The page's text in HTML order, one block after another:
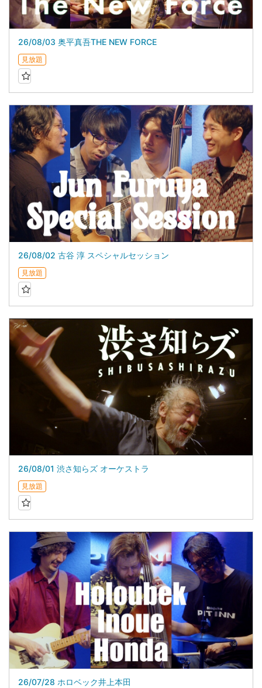
26/08/03 奥平真吾THE NEW FORCE
見放題
26/08/02 古谷 淳 スペシャルセッション
見放題
26/08/01 渋さ知らズ オーケストラ
見放題
26/07/28 ホロベック井上本田